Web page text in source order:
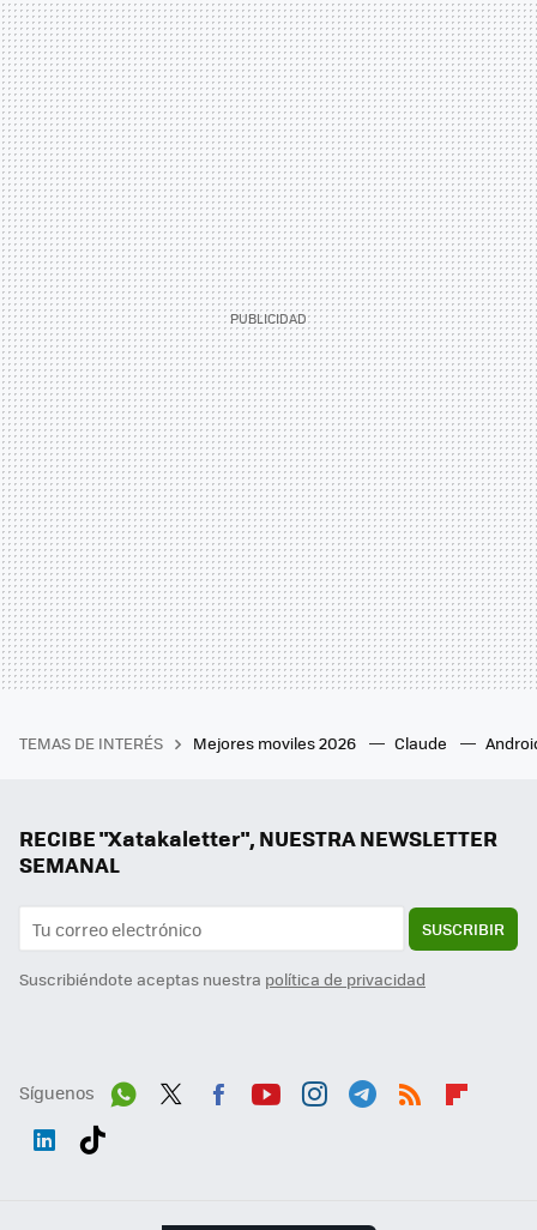
TEMAS DE INTERÉS Mejores moviles 2026 Claude
RECIBE "Xatakaletter", NUESTRA NEWSLETTER
SEMANAL
SUSCRIBIR
Suscribiéndote aceptas nuestra política de privacidad
Síguenos